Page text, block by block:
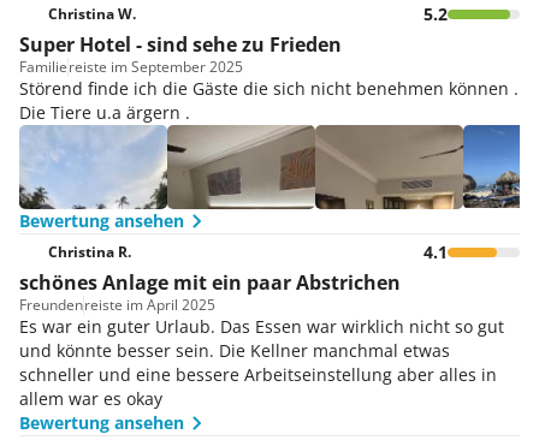
Christina W. 5.2
Super Hotel - sind sehe zu Frieden
Familiereiste im September 2025
Störend finde ich die Gäste die sich nicht benehmen können .
Die Tiere u.a ärgern .
Bewertung ansehen
Christina R. 4.1
schönes Anlage mit ein paar Abstrichen
Freundenreiste im April 2025
Es war ein guter Urlaub. Das Essen war wirklich nicht so gut
und könnte besser sein. Die Kellner manchmal etwas
schneller und eine bessere Arbeitseinstellung aber alles in
allem war es okay
Bewertung ansehen